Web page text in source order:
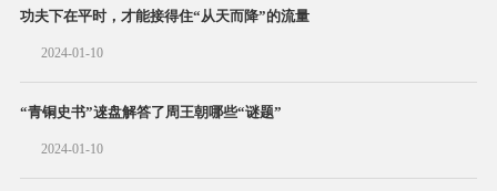
功夫下在平时，才能接得住“从天而降”的流量
2024-01-10
“青铜史书”逨盘解答了周王朝哪些“谜题”
2024-01-10